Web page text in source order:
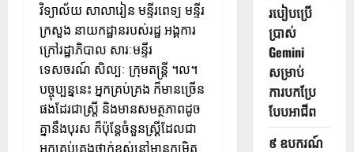
វិទ្យាល័យ សាលារៀន មន្ទីរពេទ្យ មន្ទីរ
ក្រសួង នាយកដ្ឋានរបស់រដ្ឋ អង្គការ
ក្រៅរដ្ឋាភិបាល សារៈមន្ទីរ
ទេសចរណ៍ សិល្បៈ ក្រុមតន្ត្រី ។ល។
បច្ចុប្បន្ននេះ អ្នកគ្រប់គ្រង ក៏មានច្រើន
ផងដែរជាស្ត្រី និងមានសមត្ថភាពដូច
គ្នានឹងបុរស ក៏ប៉ុន្តែចំនួនស្ត្រីដែលជា
អ្នកគ្រប់គ្រងថ្នាក់ខ្ពស់នៅមានកម្រិត
របៀបប្រើ
ប្រាស់
Gemini
សម្រាប់
ការបកប្រែ
បែបអាជីព
៩ ឧបករណ៍